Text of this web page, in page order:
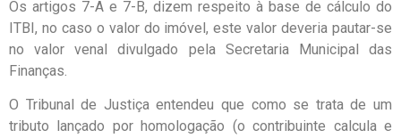
Os artigos 7-A e 7-B, dizem respeito à base de cálculo do
ITBI, no caso o valor do imóvel, este valor deveria pautar-se
no valor venal divulgado pela Secretaria Municipal das
Finanças.
O Tribunal de Justiça entendeu que como se trata de um
tributo lançado por homologação (o contribuinte calcula e